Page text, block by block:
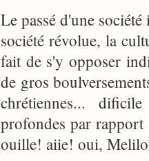
Le passé d'une
société révolue, la
fait de s'y opposer
de gros
chrétiennes...
profondes par
ouille! aiie! oui,